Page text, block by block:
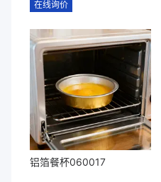
在线询价
铝箔餐杯060017